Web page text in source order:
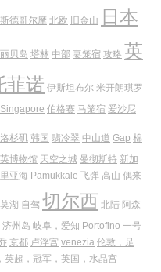
斯德哥尔摩 北欧 旧金山 日本
丽贝岛 塔林 中部 妻笼宿 攻略 英
菲诺 伊斯坦布尔 米开朗琪罗
Singapore 伯格赛 马笼宿 爱沙尼
洛杉矶 韩国 翡冷翠 中山道 Gap 棉
博物馆 天空之城 曼彻斯特 新加
亚海 Pamukkale 飞弹 高山 偶来
湖 自驾 切尔西 北陆 阿森
济州岛 岐阜，爱知 Portofino 一号
京都 卢浮宫 venezia 伦敦，足
英超，冠军，英国，水晶宫